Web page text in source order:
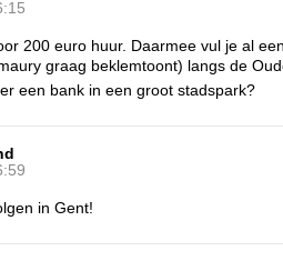
200 euro huur. Daarmee vul je al
graag beklemtoont) langs de
een bank in een groot stadspark?
in Gent!